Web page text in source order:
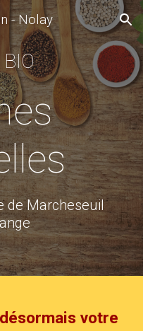
Skip to navigation
- Nolay
de Marcheseuil
votre